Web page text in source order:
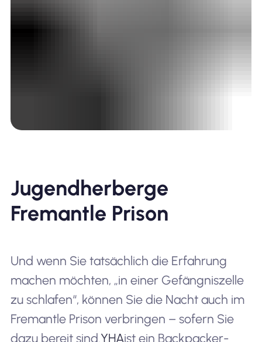
Jugendherberge
Fremantle Prison
Und wenn Sie tatsächlich die Erfahrung
machen möchten, „in einer Gefängniszelle
zu schlafen“, können Sie die Nacht auch im
Fremantle Prison verbringen – sofern Sie
dazu bereit sind.YHAist ein Backpacker-